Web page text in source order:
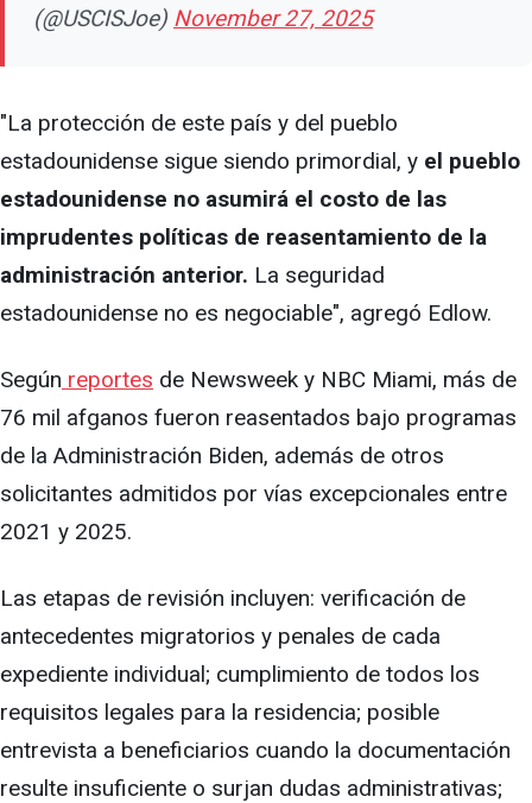
(@USCISJoe) November 27, 2025
"La protección de este país y del pueblo
estadounidense sigue siendo primordial, y el pueblo
estadounidense no asumirá el costo de las
imprudentes políticas de reasentamiento de la
administración anterior. La seguridad
estadounidense no es negociable", agregó Edlow.
Según reportes de Newsweek y NBC Miami, más de
76 mil afganos fueron reasentados bajo programas
de la Administración Biden, además de otros
solicitantes admitidos por vías excepcionales entre
2021 y 2025.
Las etapas de revisión incluyen: verificación de
antecedentes migratorios y penales de cada
expediente individual; cumplimiento de todos los
requisitos legales para la residencia; posible
entrevista a beneficiarios cuando la documentación
resulte insuficiente o surjan dudas administrativas;